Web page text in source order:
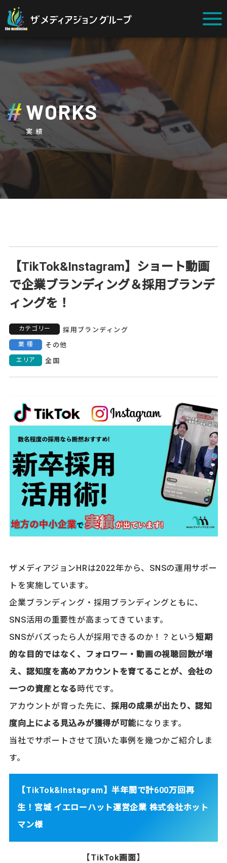
WORKS
実績
【TikTok&Instagram】ショート動画
で企業ブランディング＆採用ブランデ
ィングを！
カテゴリー 採用ブランディング
業種 その他
エリア 全国
ザメディアジョンHRは2022年から、SNSの運用サポー
トを実施しています。
企業ブランディング・採用ブランディングともに、
SNS活用の重要性が高まってきています。
SNSがバズったら人が採用できるのか！？という 短期
的な目的ではなく、フォロワー・動画の視聴回数が増
え、認知度を高めアカウントを育てることが、会社の
一つの資産となる時代です。
アカウントが育った先に、採用の成果が出たり、認知
度向上による見込みが獲得が可能になります。
当社でサポートさせて頂いた事例を幾つかご紹介しま
す。
【TikTok&Instagram】半年間で計600万回再
生！宮城 イエローハット運営企業 株式会社ホット
マン様
【 TikTok画面】